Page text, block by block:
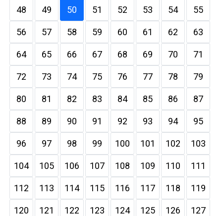
48 49 50 51 52 53 54 55
56 57 58 59 60 61 62 63
64 65 66 67 68 69 70 71
72 73 74 75 76 77 78 79
80 81 82 83 84 85 86 87
88 89 90 91 92 93 94 95
96 97 98 99 100 101 102 103
104 105 106 107 108 109 110 111
112 113 114 115 116 117 118 119
120 121 122 123 124 125 126 127